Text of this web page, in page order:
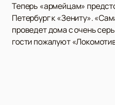
Теперь «армейцам»
Петербург к «Зениту».
проведет дома с очень
гости пожалуют